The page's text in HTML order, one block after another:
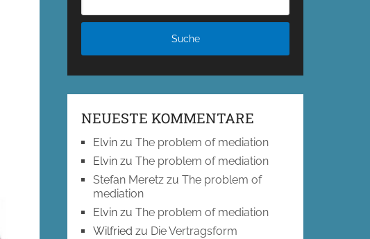
NEUESTE KOMMENTARE
Elvin zuThe problem of mediation
Elvin zuThe problem of mediation
Stefan Meretz zuThe problem of
mediation
Elvin zuThe problem of mediation
Wilfried zu Die Vertragsform